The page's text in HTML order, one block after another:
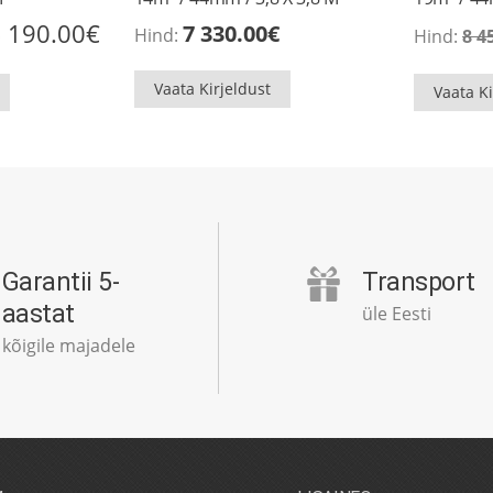
190.00€Praegune
hind
190.00€.
Hind: 7 330.00€
Vaata Kirjeldust
Hind:8
Vaata
Garantii 5-
aastat
kõigile majadele
Transport
üle Eesti